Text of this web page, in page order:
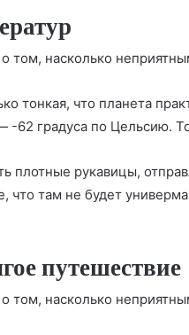
тонкая, что планета
-62 градуса по Цельсию.
плотные рукавицы,
что там не будет
путешествие